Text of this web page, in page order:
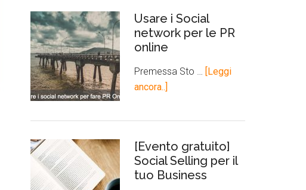
Usare i Social
network per le PR
online
Premessa Sto …
[Leggi
ancora..]
[Evento gratuito]
Social Selling per il
tuo Business